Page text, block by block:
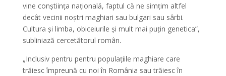
vine conștiința națională, faptul că ne simțim altfel
decât vecinii noștri maghiari sau bulgari sau sârbi.
Cultura și limba, obiceiurile și mult mai puțin genetica”,
subliniază cercetătorul român.
„Inclusiv pentru pentru populațiile maghiare care
trăiesc împreună cu noi în România sau trăiesc în